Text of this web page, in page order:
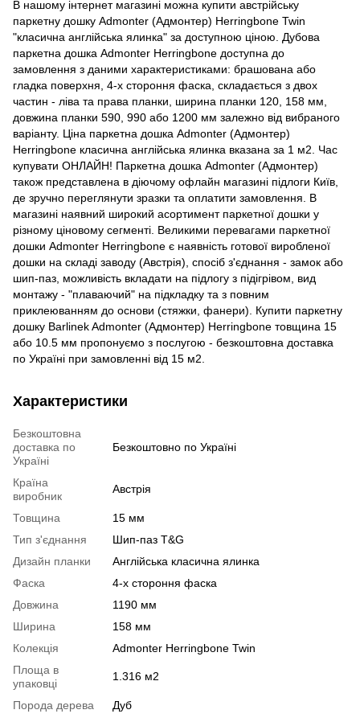
В нашому інтернет магазині можна купити австрійську
паркетну дошку Admonter (Адмонтер) Herringbone Twin
"класична англійська ялинка" за доступною ціною. Дубова
паркетна дошка Admonter Herringbone доступна до
замовлення з даними характеристиками: брашована або
гладка поверхня, 4-х стороння фаска, складається з двох
частин - ліва та права планки, ширина планки 120, 158 мм,
довжина планки 590, 990 або 1200 мм залежно від вибраного
варіанту. Ціна паркетна дошка Admonter (Адмонтер)
Herringbone класична англійська ялинка вказана за 1 м2. Час
купувати ОНЛАЙН! Паркетна дошка Admonter (Адмонтер)
також представлена в діючому офлайн магазині підлоги Київ,
де зручно переглянути зразки та оплатити замовлення. В
магазині наявний широкий асортимент паркетної дошки у
різному ціновому сегменті. Великими перевагами паркетної
дошки Admonter Herringbone є наявність готової виробленої
дошки на складі заводу (Австрія), спосіб з'єднання - замок або
шип-паз, можливість вкладати на підлогу з підігрівом, вид
монтажу - "плаваючий" на підкладку та з повним
приклеюванням до основи (стяжки, фанери). Купити паркетну
дошку Barlinek Admonter (Адмонтер) Herringbone товщина 15
або 10.5 мм пропонуємо з послугою - безкоштовна доставка
по Україні при замовленні від 15 м2.
Характеристики
Безкоштовна
доставка по
Україні
Безкоштовно по Україні
Країна
виробник
Австрія
Товщина
15 мм
Тип з'єднання
Шип-паз T&G
Дизайн планки
Англійська класична ялинка
Фаска
4-х стороння фаска
Довжина
1190 мм
Ширина
158 мм
Колекція
Admonter Herringbone Twin
Площа в
упаковці
1.316 м2
Порода дерева
Дуб